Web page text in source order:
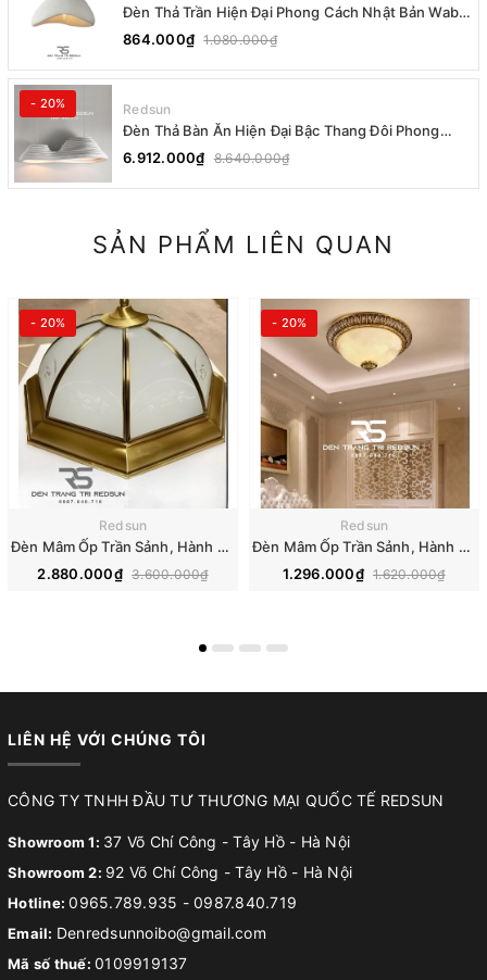
Đèn Thả Trần Hiện Đại Phong Cách Nhật Bản Wabi-
sabi CDT-T036 Dáng A
864.000₫ 1.080.000₫
- 20% Redsun
Đèn Thả Bàn Ăn Hiện Đại Bậc Thang Đôi Phong
Cách Nhật Bản Wabi-sabi DC-T078A
6.912.000₫ 8.640.000₫
SẢN PHẨM LIÊN QUAN
- 20%
Redsun
Đèn Mâm Ốp Trần Sảnh, Hành Lang, Ban Công Hiện Đại OT-C8206
2.880.000₫ 3.600.000₫
- 20%
Redsun
Đèn Mâm Ốp Trần Sảnh, Hành Lang, Ban Công Hiện Đại OT-C1924
1.296.000₫ 1.620.000₫
LIÊN HỆ VỚI CHÚNG TÔI
CÔNG TY TNHH ĐẦU TƯ THƯƠNG MẠI QUỐC TẾ REDSUN
Showroom 1: 37 Võ Chí Công - Tây Hồ - Hà Nội
Showroom 2: 92 Võ Chí Công - Tây Hồ - Hà Nội
Hotline:0965.789.935 - 0987.840.719
Email: Denredsunnoibo@gmail.com
Mã số thuế: 0109919137